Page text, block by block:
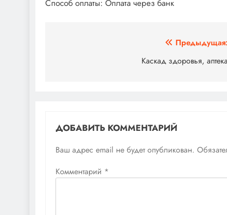
Способ оплаты: Оплата через банк
Предыдущая:
Каскад здоровья, аптека
ДОБАВИТЬ КОММЕНТАРИЙ
Ваш адрес email не будет опубликован.
Комментарий *